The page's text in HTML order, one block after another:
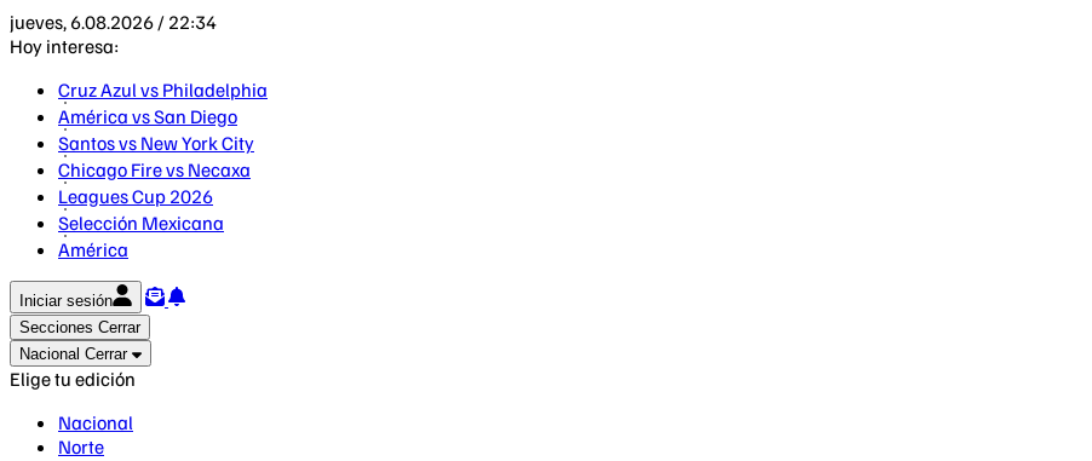
jueves, 6.08.2026 / 22:34
Hoy interesa:
Cruz Azul vs Philadelphia
América vs San Diego
Santos vs New York City
Chicago Fire vs Necaxa
Leagues Cup 2026
Selección Mexicana
América
Iniciar sesión
Secciones Cerrar
Nacional Cerrar
Elige tu edición
Nacional
Norte